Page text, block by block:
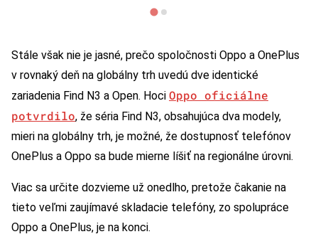
Stále však nie je jasné, prečo spoločnosti Oppo a OnePlus
v rovnaký deň na globálny trh uvedú dve identické
zariadenia Find N3 a Open. Hoci Oppo oficiálne
potvrdilo, že séria Find N3, obsahujúca dva modely,
mieri na globálny trh, je možné, že dostupnosť telefónov
OnePlus a Oppo sa bude mierne líšiť na regionálne úrovni.
Viac sa určite dozvieme už onedlho, pretože čakanie na
tieto veľmi zaujímavé skladacie telefóny, zo spolupráce
Oppo a OnePlus, je na konci.